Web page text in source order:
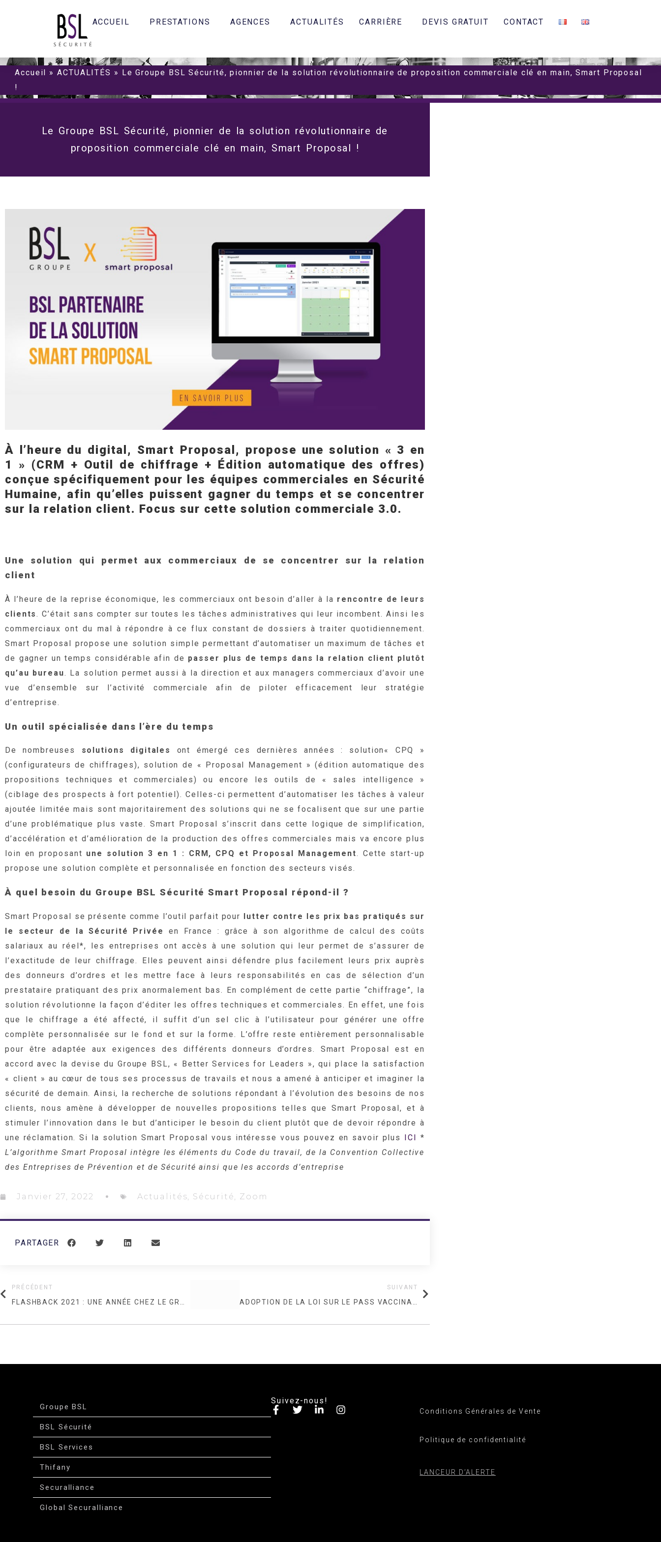
ACCUEIL PRESTATIONS AGENCES ACTUALITÉS CARRIÈRE DEVIS GRATUIT CONTACT
Accueil »ACTUALITÉS » Le Groupe BSL Sécurité, pionnier de la solution révolutionnaire de proposition commerciale clé en main, Smart Proposal
!
Le Groupe BSL Sécurité, pionnier de la solution révolutionnaire de
proposition commerciale clé en main, Smart Proposal !
À l’heure du digital, Smart Proposal, propose une solution « 3 en
1 » (CRM + Outil de chiffrage + Édition automatique des offres)
conçue spécifiquement pour les équipes commerciales en Sécurité
Humaine, afin qu’elles puissent gagner du temps et se concentrer
sur la relation client. Focus sur cette solution commerciale 3.0.
Une solution qui permet aux commerciaux de se concentrer sur la relation
client
À l’heure de la reprise économique, les commerciaux ont besoin d’aller à la rencontre de leurs
clients . C’était sans compter sur toutes les tâches administratives qui leur incombent. Ainsi les
commerciaux ont du mal à répondre à ce flux constant de dossiers à traiter quotidiennement.
Smart Proposal propose une solution simple permettant d’automatiser un maximum de tâches et
de gagner un temps considérable afin de passer plus de temps dans la relation client plutôt
qu’au bureau. La solution permet aussi à la direction et aux managers commerciaux d’avoir une
vue d’ensemble sur l’activité commerciale afin de piloter efficacement leur stratégie
d’entreprise.
Un outil spécialisée dans l’ère du temps
De nombreuses solutions digitales
ont émergé ces dernières années : solution« CPQ »
(configurateurs de chiffrages), solution de « Proposal Management » (édition automatique des
propositions techniques et commerciales) ou encore les outils de « sales intelligence »
(ciblage des prospects à fort potentiel). Celles-ci permettent d’automatiser les tâches à valeur
ajoutée limitée mais sont majoritairement des solutions qui ne se focalisent que sur une partie
d’une problématique plus vaste. Smart Proposal s’inscrit dans cette logique de simplification,
d’accélération et d’amélioration de la production des offres commerciales mais va encore plus
loin en proposant une solution 3 en 1 : CRM, CPQ et Proposal Management. Cette start-up
propose une solution complète et personnalisée en fonction des secteurs visés.
À quel besoin du Groupe BSL Sécurité Smart Proposal répond-il ?
Smart Proposal se présente comme l’outil parfait pour lutter contre les prix bas pratiqués sur
le secteur de la Sécurité Privée
en France : grâce à son algorithme de calcul des coûts
salariaux au réel*, les entreprises ont accès à une solution qui leur permet de s’assurer de
l’exactitude de leur chiffrage. Elles peuvent ainsi défendre plus facilement leurs prix auprès
des donneurs d’ordres et les mettre face à leurs responsabilités en cas de sélection d’un
prestataire pratiquant des prix anormalement bas. En complément de cette partie “chiffrage”, la
solution révolutionne la façon d’éditer les offres techniques et commerciales. En effet, une fois
que le chiffrage a été affecté, il suffit d’un sel clic à l’utilisateur pour générer une offre
complète personnalisée sur le fond et sur la forme. L’offre reste entièrement personnalisable
pour être adaptée aux exigences des différents donneurs d’ordres. Smart Proposal est en
accord avec la devise du Groupe BSL, « Better Services for Leaders », qui place la satisfaction
« client » au cœur de tous ses processus de travails et nous a amené à anticiper et imaginer la
sécurité de demain. Ainsi, la recherche de solutions répondant à l’évolution des besoins de nos
clients, nous amène à développer de nouvelles propositions telles que Smart Proposal, et à
stimuler l’innovation dans le but d’anticiper le besoin du client plutôt que de devoir répondre à
une réclamation. Si la solution Smart Proposal vous intéresse vous pouvez en savoir plus ICI *
L’algorithme Smart Proposal intègre les éléments du Code du travail, de la Convention Collective
des Entreprises de Prévention et de Sécurité ainsi que les accords d’entreprise
Janvier 27, 2022 Actualités Sécurité Zoom
PARTAGER
PRÉCÉDENT SUIVANT
Groupe BSL
BSL Sécurité
BSL Services
Thifany
Securalliance
Global Securalliance
Suivez-nous!
Conditions Générales de Vente
Politique de confidentialité
LANCEUR D’ALERTE